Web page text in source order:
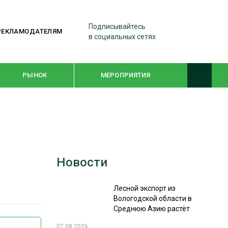
Подписывайтесь
в социальных сетях
РЫНОК МЕРОПРИЯТИЯ
WOODEX-2021
СУШКА ДРЕВЕСИНЫ
Новости
Лесной экспорт из
Вологодской области в
Среднюю Азию растёт
07.08.2026